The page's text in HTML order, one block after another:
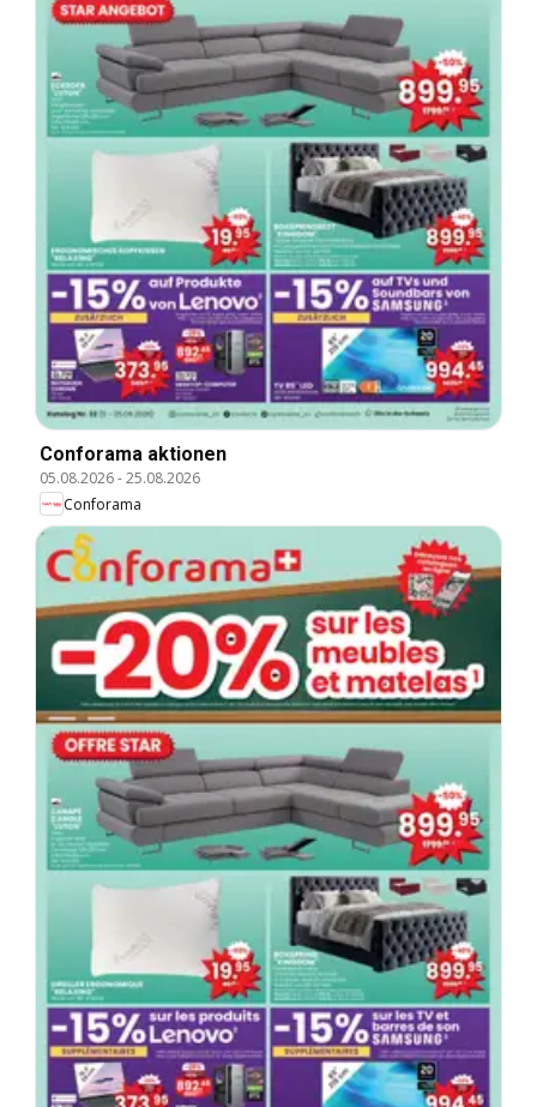
Conforama aktionen
05.08.2026-25.08.2026
Conforama